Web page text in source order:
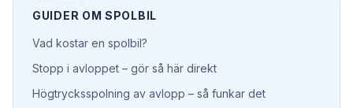
GUIDER OM SPOLBIL
Vad kostar en spolbil?
Stopp i avloppet – gör så här direkt
Högtrycksspolning av avlopp – så funkar det